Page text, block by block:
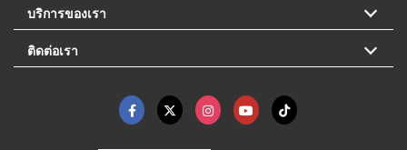
บริการของเรา
ติดต่อเรา